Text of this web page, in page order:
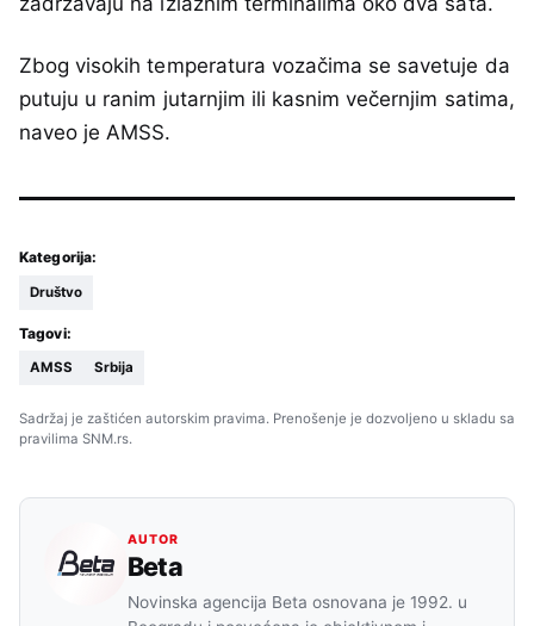
Zbog visokih temperatura vozačima se savetuje da
putuju u ranim jutarnjim ili kasnim večernjim satima,
naveo je AMSS.
Kategorija:
Društvo
Tagovi:
AMSS Srbija
Sadržaj je zaštićen autorskim pravima. Prenošenje je dozvoljeno u skladu sa
pravilima SNM.rs.
AUTOR
Beta
Novinska agencija Beta osnovana je 1992. u